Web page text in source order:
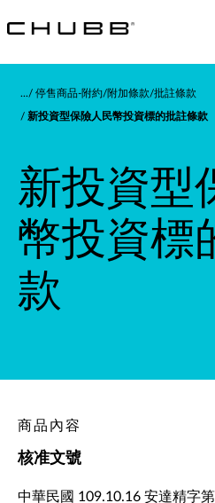
停售商品-附約/附加條款/批註條款
新投資型保險人民幣投資標的批註條款
新投資型
幣投資標
款
商品內容
核准文號
中華民國 109.10.16 安達精字